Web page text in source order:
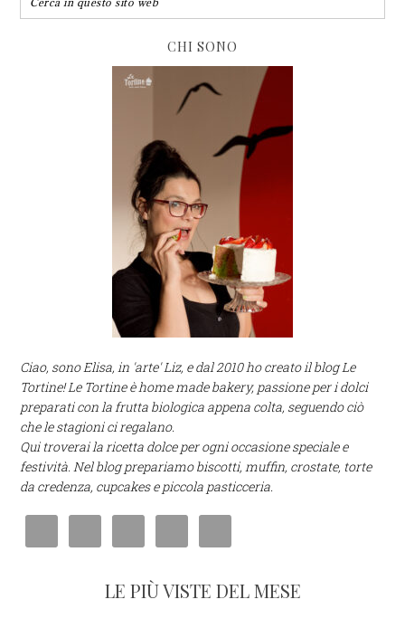
CHI SONO
Ciao, sono Elisa, in 'arte' Liz, e dal 2010 ho creato il blog Le
Tortine! Le Tortine è home made bakery, passione per i dolci
preparati con la frutta biologica appena colta, seguendo ciò
che le stagioni ci regalano.
Qui troverai la ricetta dolce per ogni occasione speciale e
festività. Nel blog prepariamo biscotti, muffin, crostate, torte
da credenza, cupcakes e piccola pasticceria.
LE PIÙ VISTE DEL MESE